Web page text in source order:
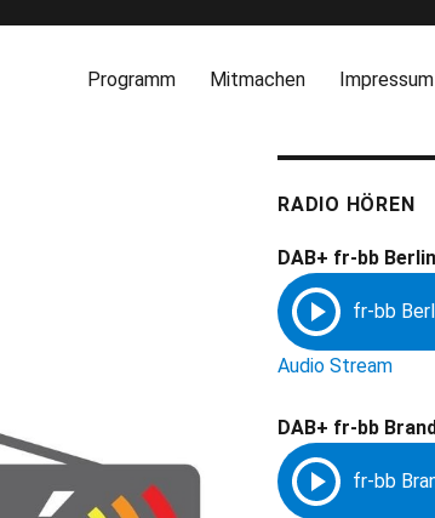
Programm Mitmachen Impressum
RADIO HÖREN
DAB+ fr-bb Berlin
Audio Stream
DAB+ fr-bb